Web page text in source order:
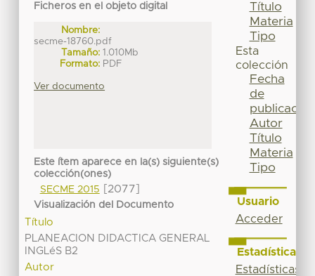
Ficheros en el objeto digital
Nombre:
secme-18760.pdf
Tamaño: 1.010Mb
Formato: PDF
Ver documento
Este ítem aparece en la(s) siguiente(s)
colección(ones)
SECME 2015
[2077]
Visualización del Documento
Título
PLANEACION DIDACTICA GENERAL
INGLéS B2
Autor
Título
Materia
Tipo
Esta
colección
Fecha
de
publicación
Autor
Título
Materia
Tipo
Usuario
Acceder
Estadísticas
Estadísticas